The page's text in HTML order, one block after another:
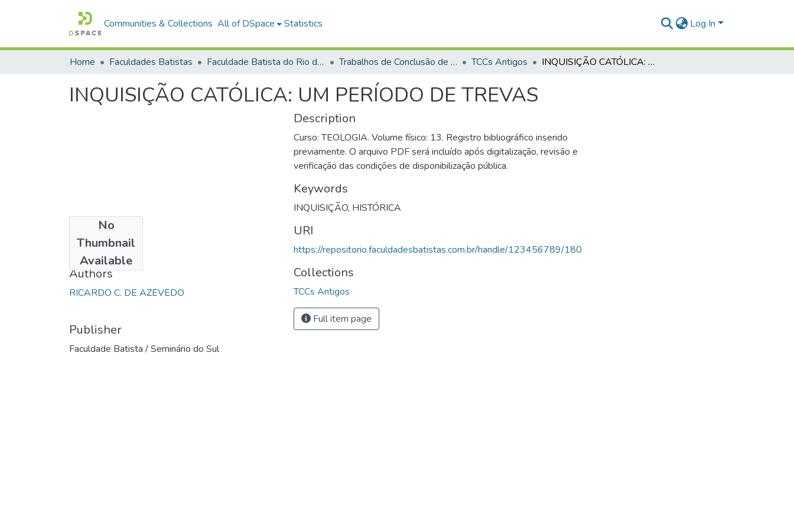
Communities & Collections All of DSpace Statistics Log In
Home Faculdades Batistas Faculdade Batista do Rio de Janeiro (FABAT-RJ) Trabalhos de Conclusão de Curso (TCC) TCCs Antigos INQUISIÇÃO CATÓLICA: UM PERÍODO DE TREVAS
INQUISIÇÃO CATÓLICA: UM PERÍODO DE TREVAS
No
Thumbnail
Available
1993
Authors
RICARDO C. DE AZEVEDO
Publisher
Faculdade Batista / Seminário do Sul
Description
Curso: TEOLOGIA. Volume físico: 13. Registro bibliográfico inserido
previamente. O arquivo PDF será incluído após digitalização, revisão e
verificação das condições de disponibilização pública.
Keywords
INQUISIÇÃO, HISTÓRICA
URI
https://repositorio.faculdadesbatistas.com.br/handle/123456789/180
Collections
TCCs Antigos
Full item page